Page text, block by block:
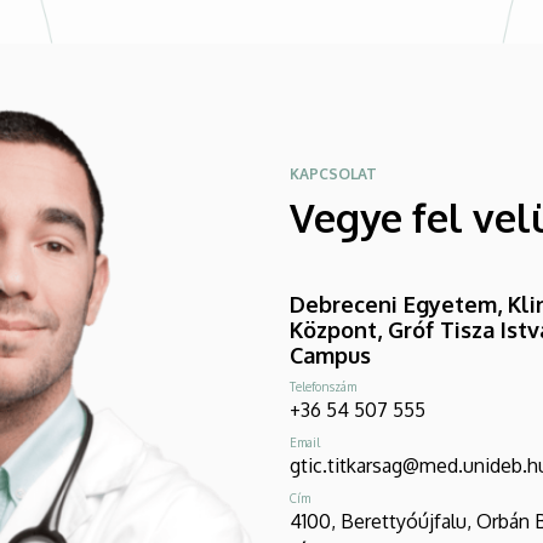
KAPCSOLAT
Vegye fel
Debreceni Egyetem,
Központ, Gróf Tisza
Campus
Telefonszám
+36 54 507 555
Email
Cím
4100, Berettyóújfalu, Orbán